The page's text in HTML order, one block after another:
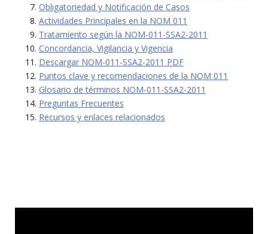
Obligatoriedad y Notificación de Casos
Actividades Principales en la NOM 011
Tratamiento según la NOM-011-SSA2-2011
Concordancia, Vigilancia y Vigencia
Descargar NOM-011-SSA2-2011 PDF
Puntos clave y recomendaciones de la NOM 011
Glosario de términos NOM-011-SSA2-2011
Preguntas Frecuentes
Recursos y enlaces relacionados